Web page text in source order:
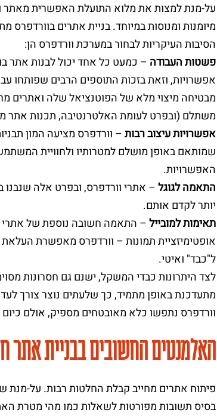
על-מנת למצות את מלוא התועלת האפשרית מאתר
מיומנות ומנוסות במיוחד. בניית אתרים בוורדפרס
הסיבות העיקריות לבחור במערכת וורדפרס הן:
פשטות העבודה – כמעט כל אחד יכול לבנות אתר
אפשרויות, וזאת בזכות התוספים הרבים שפותחו
מבטיחה מיצוי מלא של הפוטנציאל שלה ואתרים
משתלם (ובפרט לעומת האלטרנטיבה, תכנות אתר
אפשרויות עיצוב רבות– וורדפרס מציעה המון
שמותאם באופן מושלם למטרותיו ולחוויית
האפשרויות.
התאמה לגוגל– אתרי וורדפרס, ובפרט אלה שנבנו
יותר לקדם אותם.
תאימות למובייל– התאמה חשובה נוספת של אתרי
אופטימיזציית תמונות – וורדפרס מאפשרת העלאת
ל"כבד" ואיטי.
לצד היתרונות כבדי המשקל, ישנם גם חסרונות
מתעדכנת באופן מתמיד, כך שלעתים נוצר צורך
וורדפרס נתפשו כלא מאובטחים מספיק, אולם
האלמנטים החשובים בבניית אתר
פיתוח אתרים מחייב קבלת החלטות רבות. על-מנת
בסיס תשובות מפורטות לשאלות כמו מהי מטרת